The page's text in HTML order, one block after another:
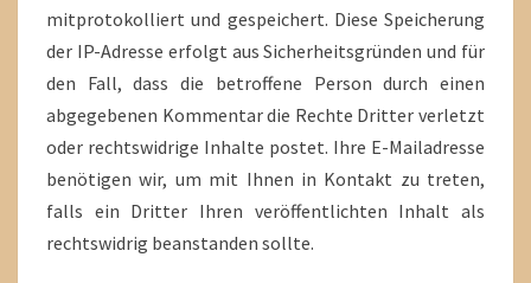
mitprotokolliert und gespeichert. Diese Speicherung
der IP-Adresse erfolgt aus Sicherheitsgründen und für
den Fall, dass die betroffene Person durch einen
abgegebenen Kommentar die Rechte Dritter verletzt
oder rechtswidrige Inhalte postet. Ihre E-Mailadresse
benötigen wir, um mit Ihnen in Kontakt zu treten,
falls ein Dritter Ihren veröffentlichten Inhalt als
rechtswidrig beanstanden sollte.